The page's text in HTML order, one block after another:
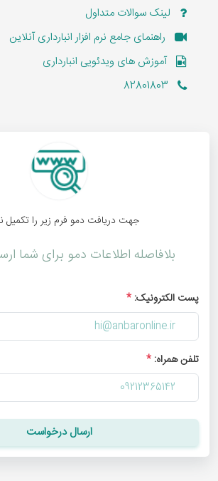
لینک سوالات متداول
راهنمای جامع نرم افزار انبارداری آنلاین
آموزش های ویدئویی انبارداری
82801803
جهت دریافت دمو فرم زیر را تکمیل
بلافاصله اطلاعات دمو برای شما
پست الکترونیک: *
تلفن همراه: *
ارسال درخواست